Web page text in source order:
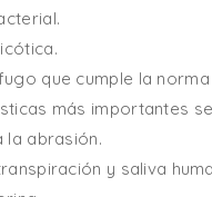
que cumple la norma
más importantes
la abrasión.
y saliva